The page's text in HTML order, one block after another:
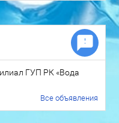
ГУП РК «Вода
Все объявления